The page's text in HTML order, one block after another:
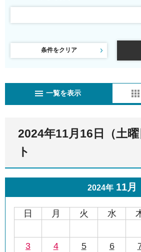
条件をクリア
一覧を表示
2024年11月16日（土
ト
2024年 11月
日 月 火 水
3
4 5 6